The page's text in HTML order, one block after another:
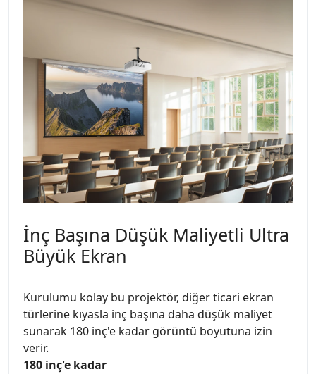
İnç Başına Düşük Maliyetli Ultra
Büyük Ekran
Kurulumu kolay bu projektör, diğer ticari ekran
türlerine kıyasla inç başına daha düşük maliyet
sunarak 180 inç'e kadar görüntü boyutuna izin
verir.
180 inç'e kadar